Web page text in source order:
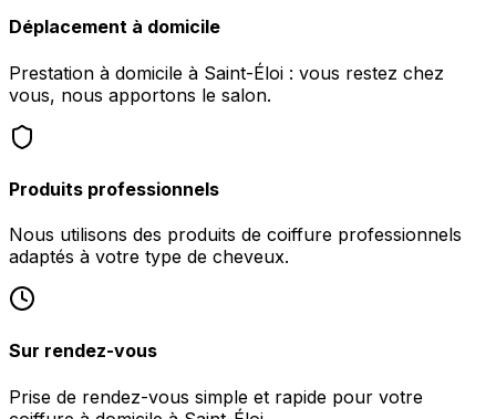
Déplacement à domicile
Prestation à domicile à Saint-Éloi : vous restez chez
vous, nous apportons le salon.
Produits professionnels
Nous utilisons des produits de coiffure professionnels
adaptés à votre type de cheveux.
Sur rendez-vous
Prise de rendez-vous simple et rapide pour votre